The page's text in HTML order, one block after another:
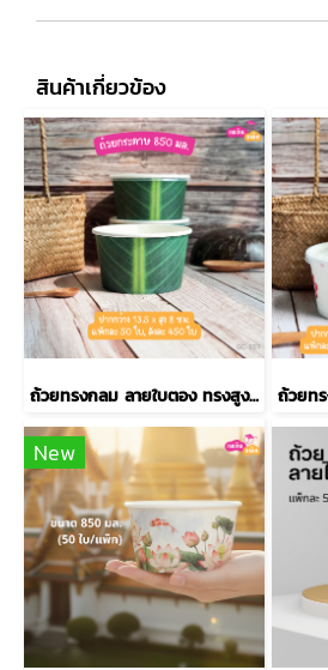
สินค้าเกี่ยวข้อง
ถ้วยทรงกลม ลายใบตอง ทรงสูง 850 ml.
New